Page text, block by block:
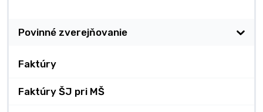
Povinné zverejňovanie
Faktúry
Faktúry ŠJ pri MŠ